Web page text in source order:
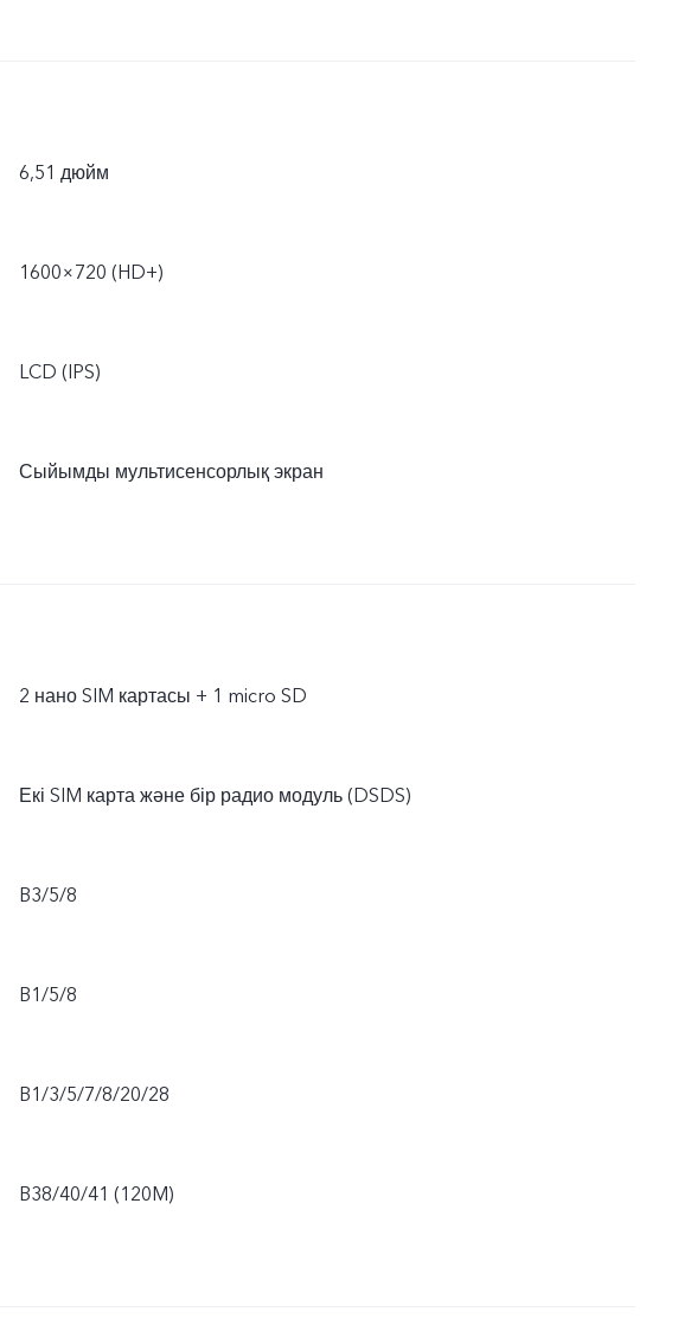
6,51 дюйм
1600×720 (HD+)
LCD (IPS)
Сыйымды мультисенсорлық экран
2 нано SIM картасы + 1 micro SD
Екі SIM карта және бір радио модуль (DSDS)
B3/5/8
B1/5/8
B1/3/5/7/8/20/28
B38/40/41 (120M)